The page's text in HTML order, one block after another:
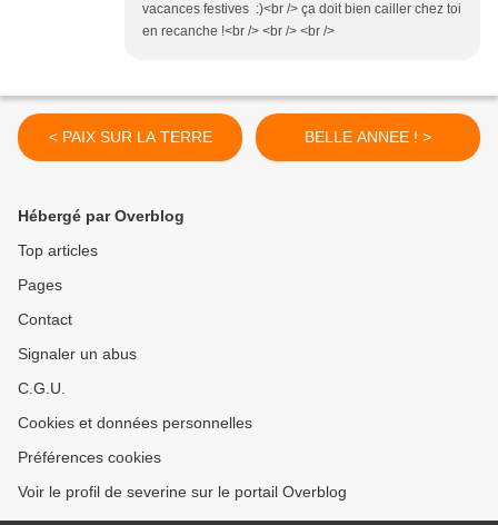
vacances festives :)<br /> ça doit bien cailler chez toi
en recanche !<br /> <br /> <br />
< PAIX SUR LA TERRE BELLE ANNEE ! >
Hébergé par Overblog
Top articles
Pages
Contact
Signaler un abus
C.G.U.
Cookies et données personnelles
Préférences cookies
Voir le profil de severine sur le portail Overblog